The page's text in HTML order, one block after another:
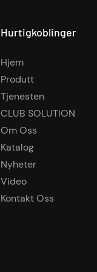
Hurtigkoblinger
Hjem
Produtt
Tjenesten
CLUB SOLUTION
Om Oss
Katalog
Nyheter
Video
Kontakt Oss